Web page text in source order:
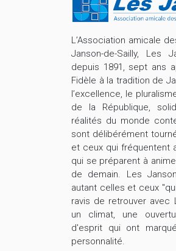
L’Association amicale
Janson-de-Sailly, Les
depuis 1891, sept ans
Fidèle à la tradition de
l’excellence, le
de la République,
réalités du monde
sont délibérément
et ceux qui fréquentent
qui se préparent à
de demain. Les
autant celles et ceux
ravis de retrouver avec
un climat, une
d'esprit qui ont
personnalité.